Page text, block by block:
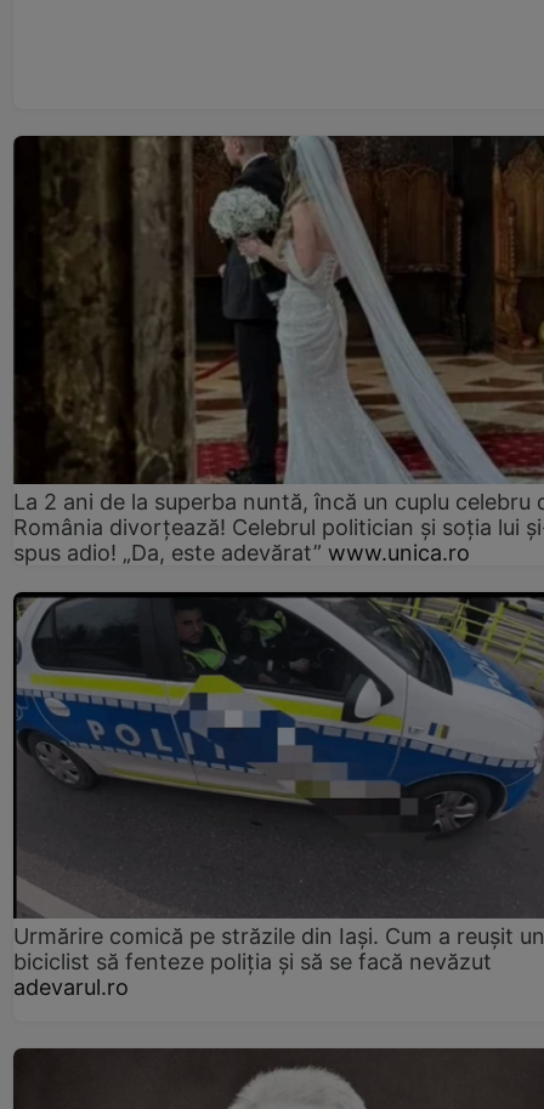
La 2 ani de la superba nuntă, încă un cuplu celebru
România divorțează! Celebrul politician și soția lui
spus adio! „Da, este adevărat” www.unica.ro
Urmărire comică pe străzile din Iași. Cum a reușit un
biciclist să fenteze poliția și să se facă nevăzut
adevarul.ro